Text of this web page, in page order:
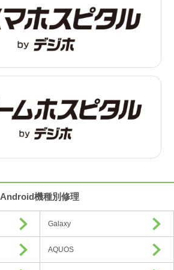
Android機種別修理
Galaxy
AQUOS